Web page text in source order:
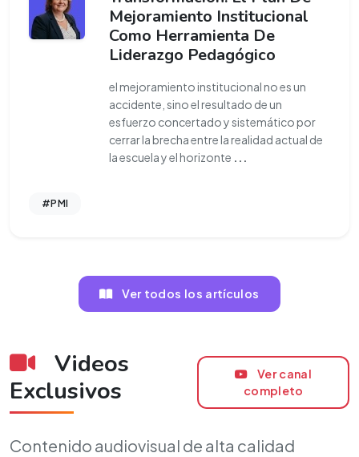
Mejoramiento Institucional
Como Herramienta De
Liderazgo Pedagógico
el mejoramiento institucional no es un
accidente, sino el resultado de un
esfuerzo concertado y sistemático por
cerrar la brecha entre la realidad actual de
la escuela y el horizonte ...
#PMI
Ver todos los artículos
Videos
Exclusivos
Ver canal
completo
Contenido audiovisual de alta calidad